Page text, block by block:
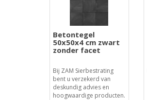
Betontegel
50x50x4 cm zwart
zonder facet
Bij ZAM Sierbestrating
bent u verzekerd van
deskundig advies en
hoogwaardige producten.